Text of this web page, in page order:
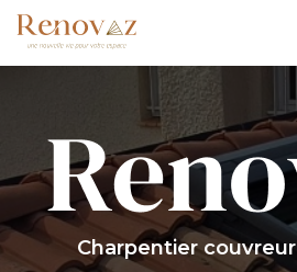
Aller
au
contenu
principal
Charpentier couvreur